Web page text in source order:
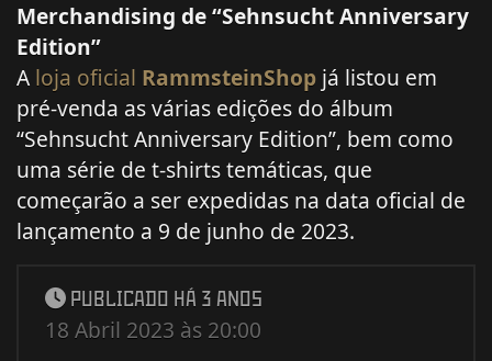
Merchandising de “Sehnsucht Anniversary
Edition”
A loja oficial RammsteinShop já listou em
pré-venda as várias edições do álbum
“Sehnsucht Anniversary Edition”, bem como
uma série de t-shirts temáticas, que
começarão a ser expedidas na data oficial de
lançamento a 9 de junho de 2023.
PUBLICADO HÁ 3 ANOS
18 Abril 2023 às 20:00